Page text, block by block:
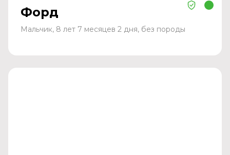
Форд
Мальчик, 8 лет 7 месяцев 2 дня, без породы